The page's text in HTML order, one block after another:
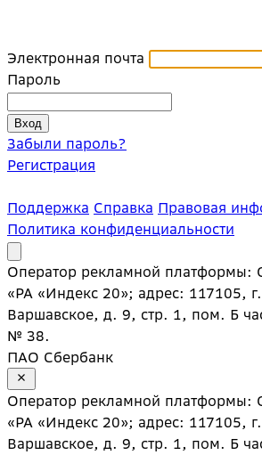
Электронная почта
Пароль
Забыли пароль?
Регистрация
Поддержка Справка Правовая
Политика конфиденциальности
Оператор рекламной
«РА «Индекс 20»; адрес: 117105,
Варшавское, д. 9, стр. 1, пом. Б
№ 38.
ПАО Сбербанк
Оператор рекламной
«РА «Индекс 20»; адрес: 117105,
Варшавское, д. 9, стр. 1, пом. Б